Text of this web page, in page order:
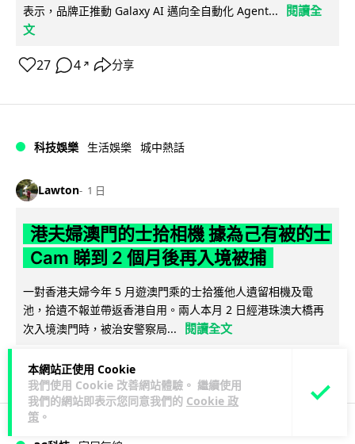
本網站正使用 Cookie
我們使用 Cookie 改善網站體驗。 繼續使用
我們的網站即表示您同意我們的 Cookie 政
策 。
表示，品牌正推動 Galaxy AI 邁向全自動化 Agent...
閱讀全
文
27 4 ↗ 分享
科技娛樂 生活娛樂 城中熱話
Lawton 1 日
港夫婦澳門的士拾相機 據為己有被的士
Cam 睇到 2 個月後再入境被捕
一對香港夫婦今年 5 月遊澳門乘的士拾獲他人遺留相機及電
池，拾遺不報並帶返香港自用。兩人本月 2 日經港珠澳大橋再
次入境澳門時，被治安警察局...
閱讀全文
532 75 ↗ 分享